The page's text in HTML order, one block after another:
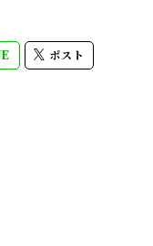
ポスト